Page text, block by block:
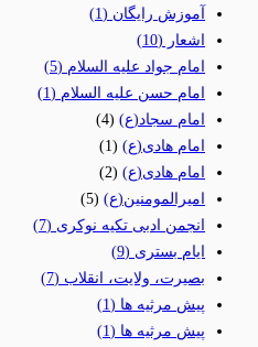
آموزش رایگان (1)
اشعار (10)
امام جواد علیه السلام (5)
امام حسن علیه السلام (1)
امام سجاد(ع) (4)
امام هادی(ع) (1)
امام هادی(ع) (2)
امیرالمومنین(ع) (5)
انجمن ادبی تکیه نوکری (7)
ایام بستری (9)
بصیرت، ولایت، انقلاب (7)
پیش مرثیه ها (1)
پیش مرثیه ها (1)